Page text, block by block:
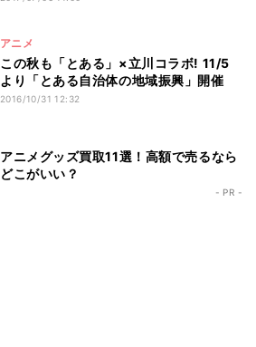
アニメ
この秋も「とある」×立川コラボ! 11/5
より「とある自治体の地域振興」開催
2016/10/31 12:32
アニメグッズ買取11選！高額で売るなら
どこがいい？
- PR -